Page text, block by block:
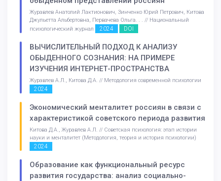
Журавлев Анатолий Лактионович, Зинченко Юрий Петрович, Китова
Джульетта Альбертовна, Первачева Ольга. . . // Национальный
психологический журнал
2024 DOI
ВЫЧИСЛИТЕЛЬНЫЙ ПОДХОД К АНАЛИЗУ
ОБЫДЕННОГО СОЗНАНИЯ: НА ПРИМЕРЕ
ИЗУЧЕНИЯ ИНТЕРНЕТ-ПРОСТРАНСТВА
Журавлев А.Л., Китова Д.А. // Методология современной психологии
2024
Экономический менталитет россиян в связи с
характеристикой советского периода развития
Китова Д.А., Журавлев А.Л. // Советская психология: этап истории
науки и менталитет (Методология, теория и история психологии)
2024
Образование как функциональный ресурс
развития государства: анализ социально-